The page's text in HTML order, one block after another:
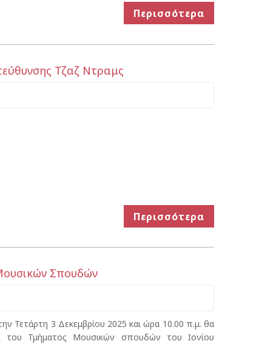
Περισσότερα
Τζαζ Ντραμς
Περισσότερα
Σπουδών
Τετάρτη 3 Δεκεμβρίου 2025 και ώρα 10.00 π.μ. θα
του Τμήματος Μουσικών σπουδών του Ιονίου